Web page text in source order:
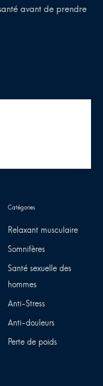
avant de prendre
Relaxant musculaire
Somnifères
Santé sexuelle des
hommes
Anti-Stress
Anti-douleurs
Perte de poids